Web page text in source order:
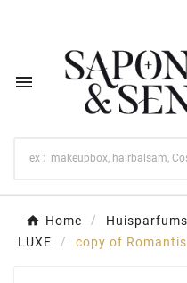

Home Huisparfums
LUXE
copy of